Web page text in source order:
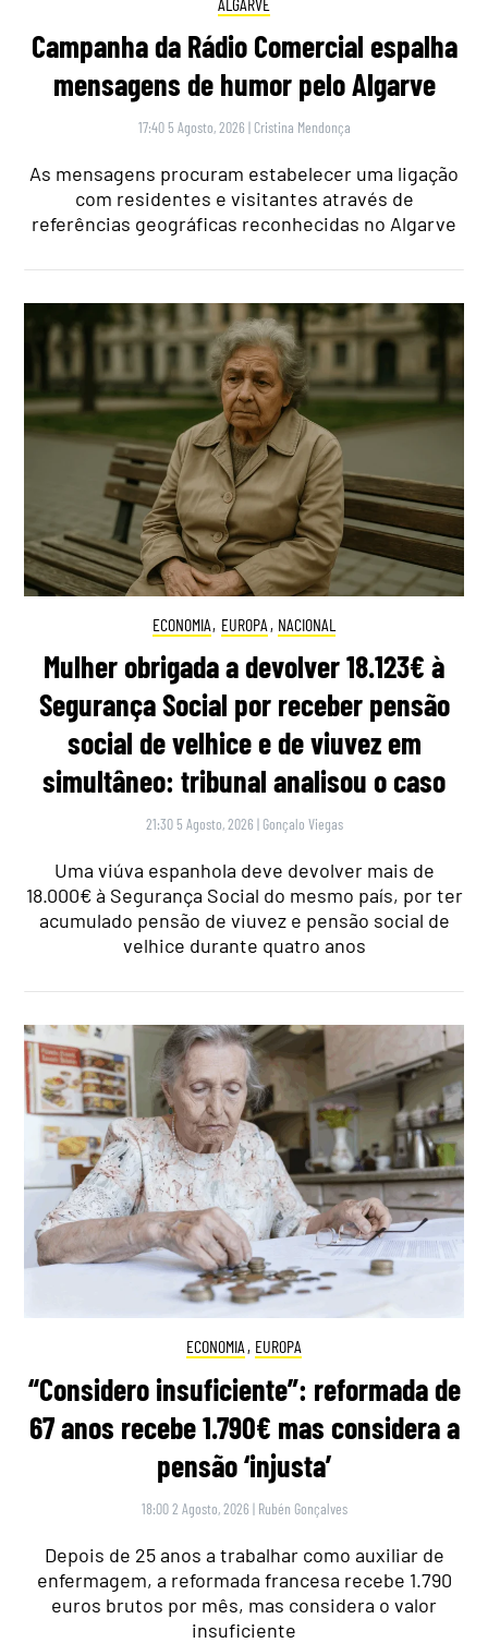
Campanha da Rádio Comercial espalha
mensagens de humor pelo Algarve
17:40 5 Agosto, 2026 | Cristina Mendonça
As mensagens procuram estabelecer uma ligação
com residentes e visitantes através de
referências geográficas reconhecidas no Algarve
ECONOMIA, EUROPA , NACIONAL
Mulher obrigada a devolver 18.123€ à
Segurança Social por receber pensão
social de velhice e de viuvez em
simultâneo: tribunal analisou o caso
21:30 5 Agosto, 2026 | Gonçalo Viegas
Uma viúva espanhola deve devolver mais de
18.000€ à Segurança Social do mesmo país, por ter
acumulado pensão de viuvez e pensão social de
velhice durante quatro anos
ECONOMIA , EUROPA
“Considero insuficiente”: reformada de
67 anos recebe 1.790€ mas considera a
pensão ‘injusta’
18:00 2 Agosto, 2026 | Rubén Gonçalves
Depois de 25 anos a trabalhar como auxiliar de
enfermagem, a reformada francesa recebe 1.790
euros brutos por mês, mas considera o valor
insuficiente